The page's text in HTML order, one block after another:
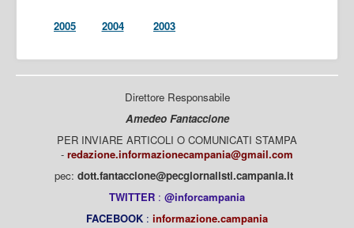
2005 2004 2003
Direttore Responsabile
Amedeo Fantaccione
PER INVIARE ARTICOLI O COMUNICATI STAMPA
- redazione.informazionecampania@gmail.com
pec: dott.fantaccione@pecgiornalisti.campania.it
TWITTER : @inforcampania
FACEBOOK : informazione.campania